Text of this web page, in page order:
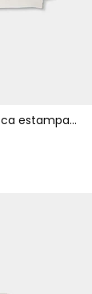
Camiseta punto niña blanca estampado muñeca con perro